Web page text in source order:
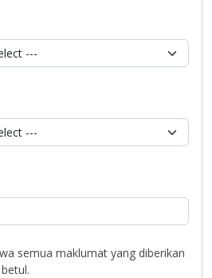
semua maklumat yang diberikan